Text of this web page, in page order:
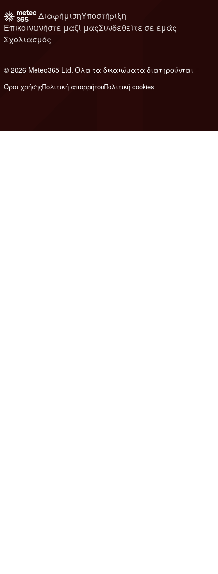
ΔιαφήμισηΥποστήριξη
Επικοινωνήστε μαζί μαςΣυνδεθείτε σε εμάς
Σχολιασμός
© 2026 Meteo365 Ltd. Όλα τα δικαιώματα διατηρούνται
Όροι χρήσηςΠολιτική απορρήτουΠολιτική cookies